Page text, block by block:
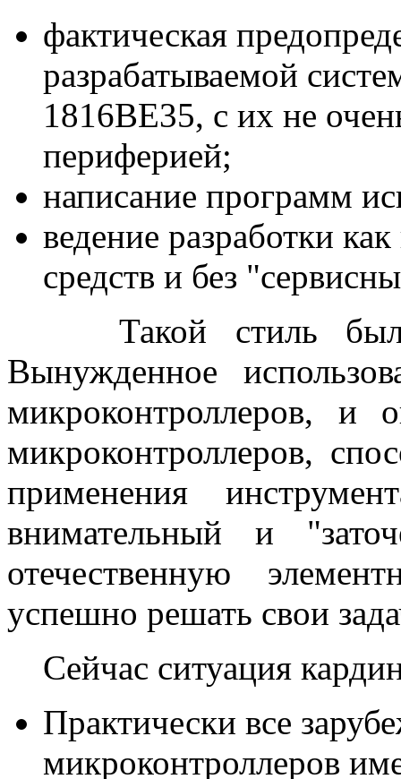
фактическая
разрабатываемой
1816ВЕ35, с их не
периферией;
написание программ
ведение разработки
средств и без
Такой стиль был
Вынужденное
микроконтроллеров, и
микроконтроллеров,
применения
внимательный и
отечественную
успешно решать свои
Сейчас ситуация
Практически все
микроконтроллеров